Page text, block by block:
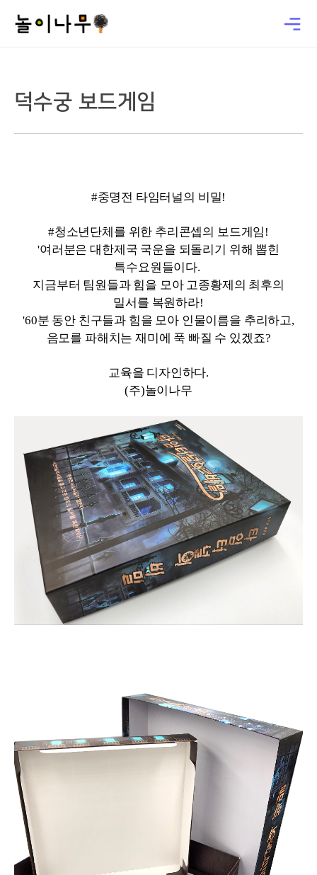
덕수궁 보드게임
#중명전 타임터널의 비밀!
#청소년단체를 위한 추리콘셉의 보드게임!
'여러분은 대한제국 국운을 되돌리기 위해 뽑힌
특수요원들이다.
지금부터 팀원들과 힘을 모아 고종황제의 최후의
밀서를 복원하라!
'60분 동안 친구들과 힘을 모아 인물이름을 추리하고,
음모를 파해치는 재미에 푹 빠질 수 있겠죠?
교육을 디자인하다.
(주)놀이나무